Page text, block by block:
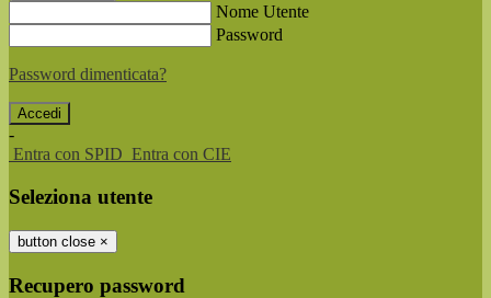
Nome Utente
Password
Password dimenticata?
-
Entra con SPID Entra con CIE
Seleziona utente
button close ×
Recupero password